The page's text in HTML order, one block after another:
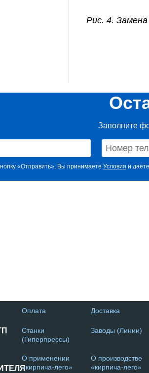
Рис. 4.
Заполните
«Отправить», Вы принимаете Условия и
Оплата Доставка
Станки
(Гиперпрессы)
Заводы (Линии)
О применении
«кирпича-лего»
О производстве
«кирпича-лего»